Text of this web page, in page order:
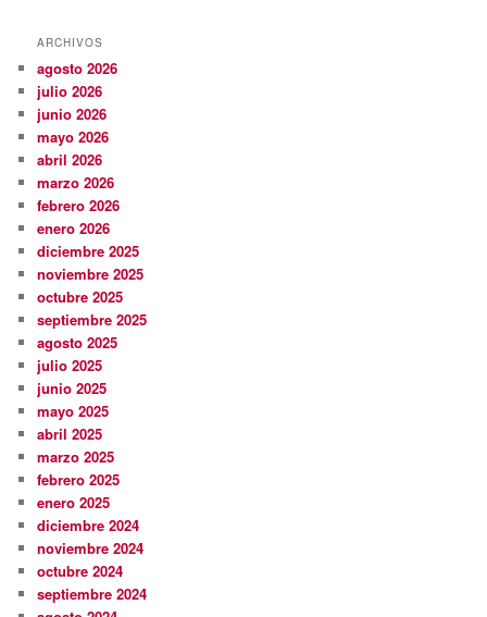
ARCHIVOS
agosto 2026
julio 2026
junio 2026
mayo 2026
abril 2026
marzo 2026
febrero 2026
enero 2026
diciembre 2025
noviembre 2025
octubre 2025
septiembre 2025
agosto 2025
julio 2025
junio 2025
mayo 2025
abril 2025
marzo 2025
febrero 2025
enero 2025
diciembre 2024
noviembre 2024
octubre 2024
septiembre 2024